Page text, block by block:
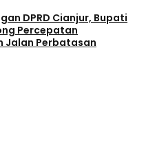
DPRD Cianjur, Bupati
Percepatan
Jalan Perbatasan